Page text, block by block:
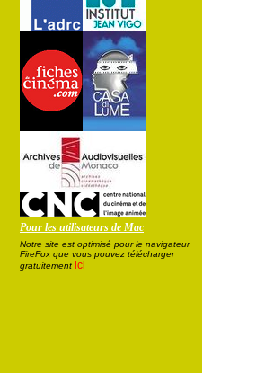
Pour les utilisateurs de Mac
Notre site est optimisé pour le navigateur
FireFox que vous pouvez télécharger
gratuitement ici